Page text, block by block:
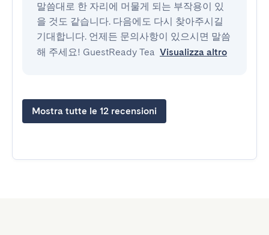
말씀대로 한 자리에 머물게 되는 부작용이 있
을 것도 같습니다. 다음에도 다시 찾아주시길
기대합니다. 언제든 문의사항이 있으시면 말씀
해 주세요! GuestReady Tea Visualizza altro
Mostra tutte le 12 recensioni